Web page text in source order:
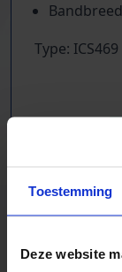
Toestemming
Deze website
Type:
Voor